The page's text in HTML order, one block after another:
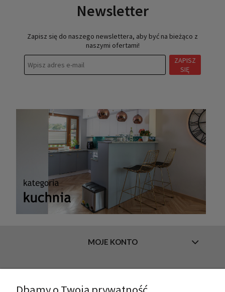
Newsletter
Zapisz się do naszego newslettera, aby być na bieżąco z
naszymi ofertami!
ZAPISZ
SIĘ
MOJE KONTO